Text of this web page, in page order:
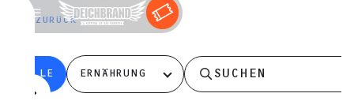
ZURÜCK
ALLE ERNÄHRUNG